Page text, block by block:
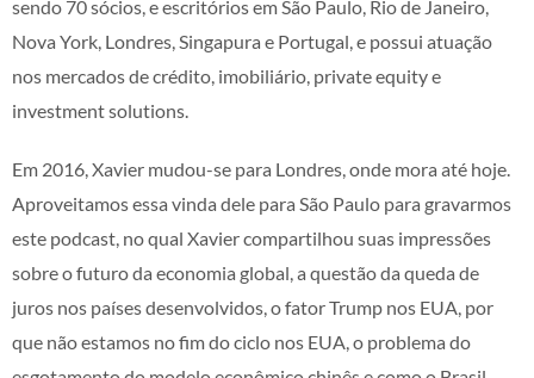
sendo 70 sócios, e escritórios em São Paulo, Rio de Janeiro,
Nova York, Londres, Singapura e Portugal, e possui atuação
nos mercados de crédito, imobiliário, private equity e
investment solutions.
Em 2016, Xavier mudou-se para Londres, onde mora até hoje.
Aproveitamos essa vinda dele para São Paulo para gravarmos
este podcast, no qual Xavier compartilhou suas impressões
sobre o futuro da economia global, a questão da queda de
juros nos países desenvolvidos, o fator Trump nos EUA, por
que não estamos no fim do ciclo nos EUA, o problema do